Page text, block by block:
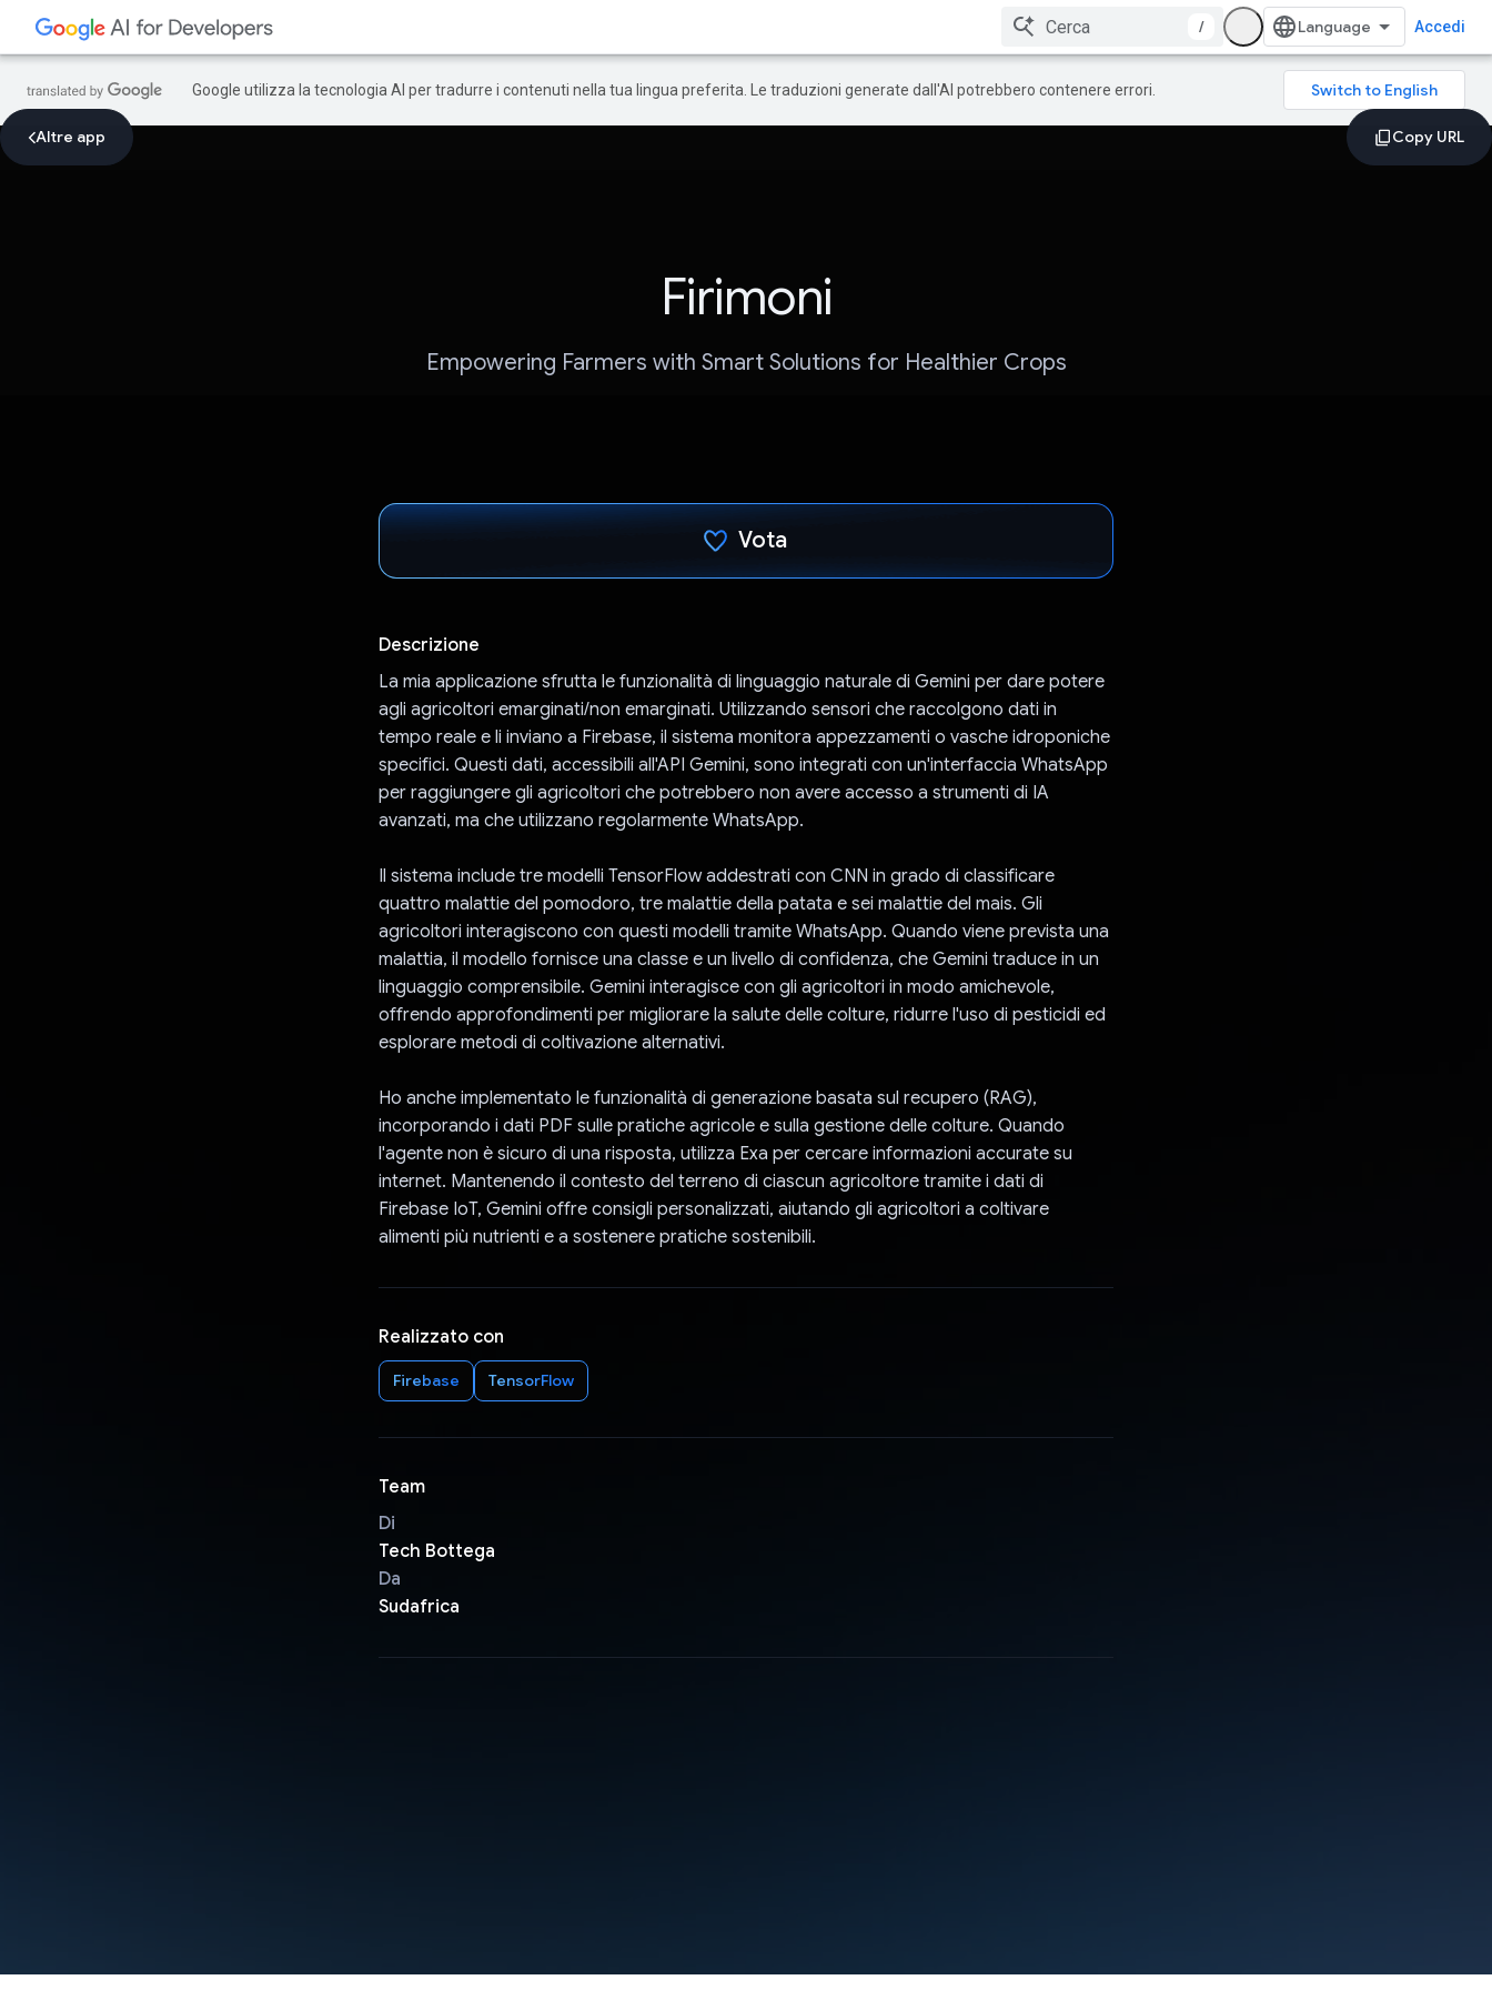
/ Accedi
Google utilizza la tecnologia AI per tradurre i contenuti nella tua lingua preferita. Le traduzioni generate dall'AI potrebbero contenere errori.
Altre app
Firimoni
Empowering Farmers with Smart Solutions for Healthier Crops
Vota
Descrizione
La mia applicazione sfrutta le funzionalità di linguaggio naturale di Gemini per dare potere
agli agricoltori emarginati/non emarginati. Utilizzando sensori che raccolgono dati in
tempo reale e li inviano a Firebase, il sistema monitora appezzamenti o vasche idroponiche
specifici. Questi dati, accessibili all'API Gemini, sono integrati con un'interfaccia WhatsApp
per raggiungere gli agricoltori che potrebbero non avere accesso a strumenti di IA
avanzati, ma che utilizzano regolarmente WhatsApp.
Il sistema include tre modelli TensorFlow addestrati con CNN in grado di classificare
quattro malattie del pomodoro, tre malattie della patata e sei malattie del mais. Gli
agricoltori interagiscono con questi modelli tramite WhatsApp. Quando viene prevista una
malattia, il modello fornisce una classe e un livello di confidenza, che Gemini traduce in un
linguaggio comprensibile. Gemini interagisce con gli agricoltori in modo amichevole,
offrendo approfondimenti per migliorare la salute delle colture, ridurre l'uso di pesticidi ed
esplorare metodi di coltivazione alternativi.
Ho anche implementato le funzionalità di generazione basata sul recupero (RAG),
incorporando i dati PDF sulle pratiche agricole e sulla gestione delle colture. Quando
l'agente non è sicuro di una risposta, utilizza Exa per cercare informazioni accurate su
internet. Mantenendo il contesto del terreno di ciascun agricoltore tramite i dati di
Firebase IoT, Gemini offre consigli personalizzati, aiutando gli agricoltori a coltivare
alimenti più nutrienti e a sostenere pratiche sostenibili.
Realizzato con
Firebase TensorFlow
Team
Di
Tech Bottega
Da
Sudafrica